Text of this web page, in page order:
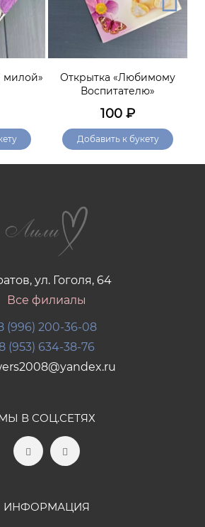
милой»
Открытка «Любимому
Воспитателю»
100 ₽
Добавить к букету
ул. Гоголя, 64
Все филиалы
(996) 200-36-08
(953) 634-38-76
В СОЦ.СЕТЯХ
ИНФОРМАЦИЯ